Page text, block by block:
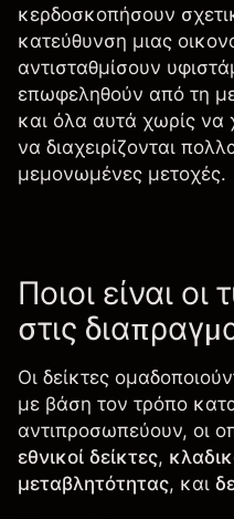
κερδοσκοπήσουν
κατεύθυνση μιας
αντισταθμίσουν
επωφεληθούν από τη
και όλα αυτά χωρίς να
να διαχειρίζονται
μεμονωμένες μετοχές.
Ποιοι είναι οι
στις
Οι δείκτες
με βάση τον τρόπο
αντιπροσωπεύουν, οι
εθνικοί δείκτες,
μεταβλητότητας, και